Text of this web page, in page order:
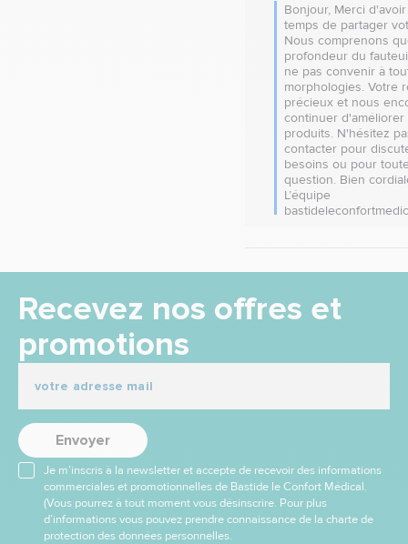
Bonjour, Merci
temps de partager
Nous comprenons
profondeur du
ne pas convenir à
morphologies. Votre
précieux et nous
continuer d'améliorer
produits. N'hésitez
contacter pour
besoins ou pour
question. Bien
L’équipe
Recevez nos offres et
promotions
Envoyer
Je m’inscris à la newsletter et accepte de recevoir des informations
commerciales et promotionnelles de Bastide le Confort Médical.
(Vous pourrez à tout moment vous désinscrire. Pour plus
d’informations vous pouvez prendre connaissance de la charte de
protection des données personnelles.